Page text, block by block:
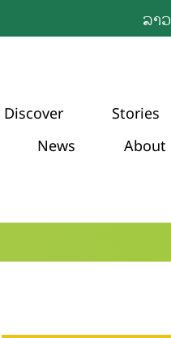
ລາວ
Discover Stories
News
About